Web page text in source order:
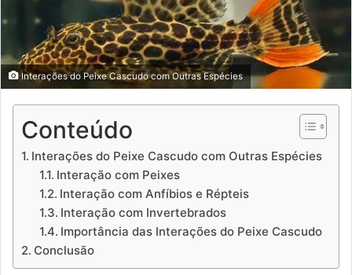
Interações do Peixe Cascudo com Outras Espécies
Conteúdo
Interações do Peixe Cascudo com Outras Espécies
Interação com Peixes
Interação com Anfíbios e Répteis
Interação com Invertebrados
Importância das Interações do Peixe Cascudo
Conclusão